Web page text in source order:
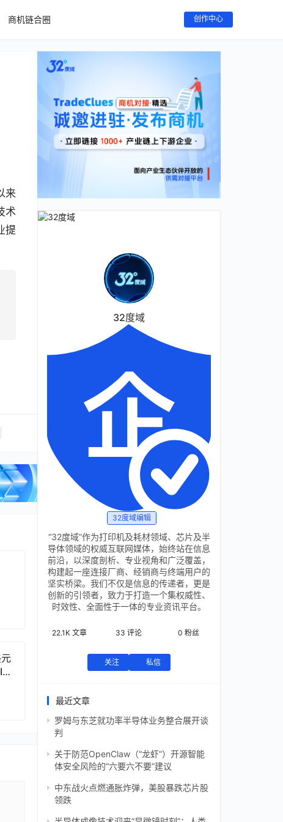
商机链合圈 创作中心
来
术
提
32度域
32度域编辑
“32度域”作为打印机及耗材领域、芯片及半
导体领域的权威互联网媒体，始终站在信息
前沿，以深度剖析、专业视角和广泛覆盖，
构建起一座连接厂商、经销商与终端用户的
坚实桥梁。我们不仅是信息的传递者，更是
创新的引领者，致力于打造一个集权威性、
时效性、全面性于一体的专业资讯平台。
22.1K 文章 33 评论 0 粉丝
关注 私信
最近文章
罗姆与东芝就功率半导体业务整合展开谈
判
关于防范OpenClaw（“龙虾”）开源智能
体安全风险的“六要六不要”建议
中东战火点燃通胀炸弹，美股暴跌芯片股
领跌